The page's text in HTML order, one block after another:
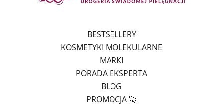
BESTSELLERY
KOSMETYKI MOLEKULARNE
MARKI
PORADA EKSPERTA
BLOG
PROMOCJA 🚀